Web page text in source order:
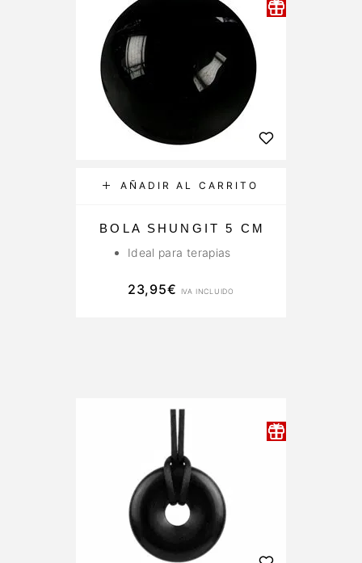
AÑADIR AL CARRITO
BOLA SHUNGIT 5 CM
Ideal para terapias
23,95€ IVA INCLUIDO